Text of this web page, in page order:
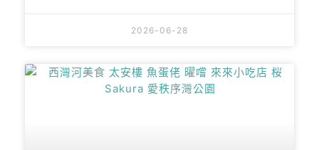
2026-06-28